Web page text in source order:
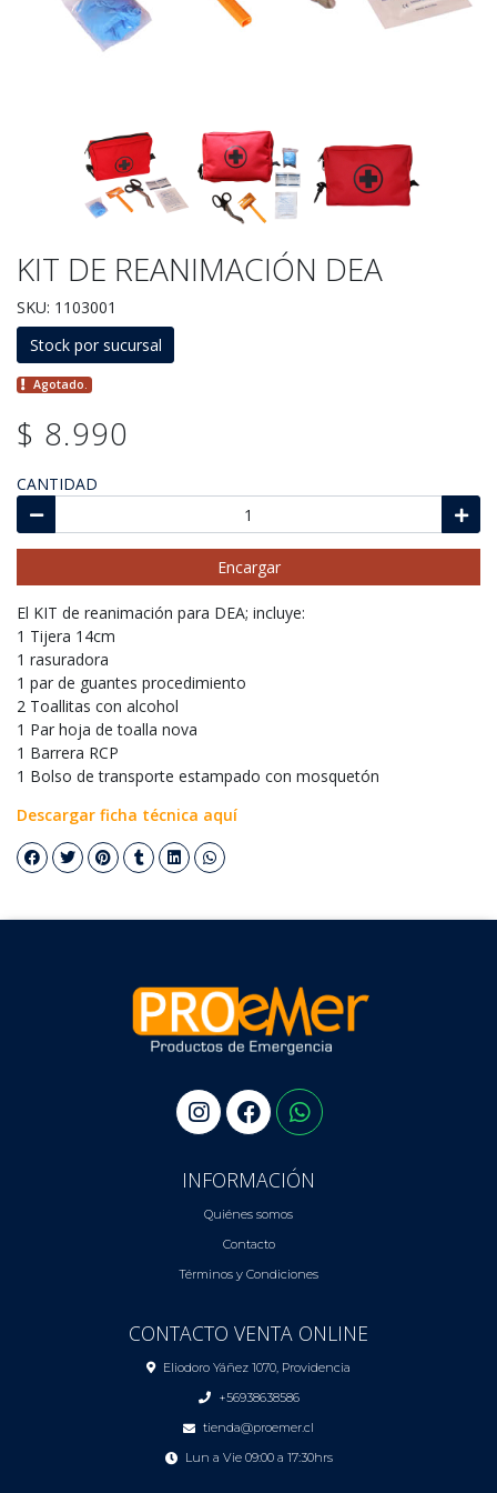
KIT DE REANIMACIÓN DEA
SKU: 1103001
Stock por sucursal
Agotado.
$ 8.990
CANTIDAD
Encargar
El KIT de reanimación para DEA; incluye:
1 Tijera 14cm
1 rasuradora
1 par de guantes procedimiento
2 Toallitas con alcohol
1 Par hoja de toalla nova
1 Barrera RCP
1 Bolso de transporte estampado con mosquetón
Descargar ficha técnica aquí
INFORMACIÓN
Quiénes somos
Contacto
Términos y Condiciones
CONTACTO VENTA ONLINE
Eliodoro Yáñez 1070, Providencia
+56938638586
tienda@proemer.cl
Lun a Vie 09:00 a 17:30hrs